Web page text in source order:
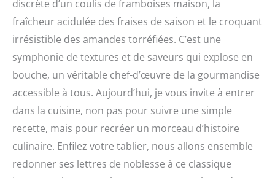
discrète d’un coulis de framboises maison, la
fraîcheur acidulée des fraises de saison et le croquant
irrésistible des amandes torréfiées. C’est une
symphonie de textures et de saveurs qui explose en
bouche, un véritable chef-d’œuvre de la gourmandise
accessible à tous. Aujourd’hui, je vous invite à entrer
dans la cuisine, non pas pour suivre une simple
recette, mais pour recréer un morceau d’histoire
culinaire. Enfilez votre tablier, nous allons ensemble
redonner ses lettres de noblesse à ce classique